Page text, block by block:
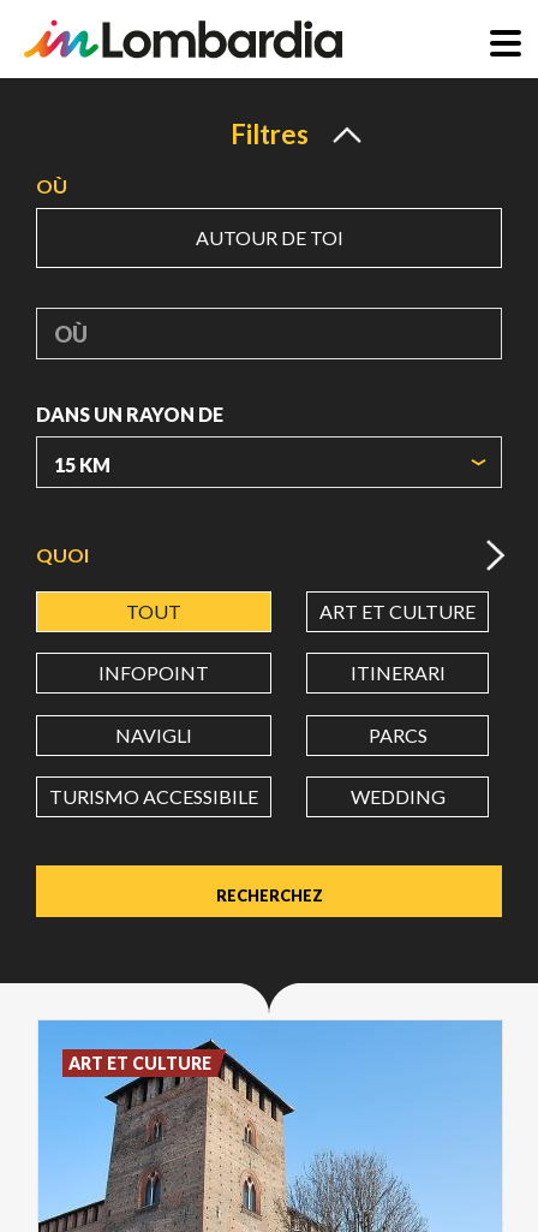
principal
Filtres
OÙ
AUTOUR DE TOI
OÙ
DANS UN RAYON DE
LATITUDE
LONGITUDE
Value in decimal degrees. Use dot (.) as decimal separator.
QUOI
TOUT ART ET CULTURE
INFOPOINT ITINERARI
NAVIGLI PARCS
TURISMO ACCESSIBILE WEDDING
ART ET CULTURE